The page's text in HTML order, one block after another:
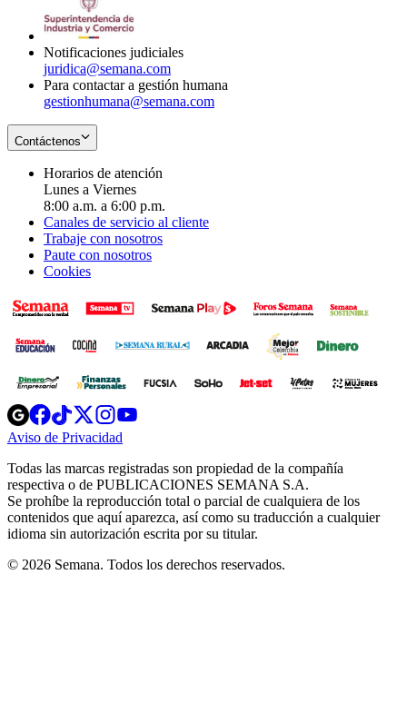
Notificaciones judiciales
juridica@semana.com
Para contactar a gestión humana
gestionhumana@semana.com
Contáctenos
Horarios de atención
Lunes a Viernes
8:00 a.m. a 6:00 p.m.
Canales de servicio al cliente
Trabaje con nosotros
Paute con nosotros
Cookies
Opens
in
new
Opens
in
new
Opens
in
new
window
Opens
new
windowwindow
Aviso de Privacidad
new
window
Todas las marcas registradas son propiedad de la compañía
respectiva o de PUBLICACIONES SEMANA S.A.
Se prohíbe la reproducción total o parcial de cualquiera de los
contenidos que aquí aparezca, así como su traducción a cualquier
idioma sin autorización escrita por su titular.
© 2026 Semana. Todos los derechos reservados.